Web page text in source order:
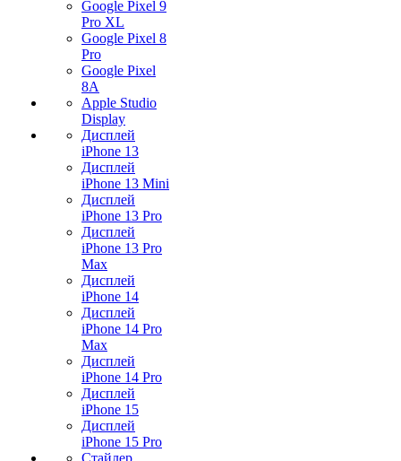
Google Pixel 9
Pro XL
Google Pixel 8
Pro
Google Pixel
8A
Apple Studio
Display
Дисплей
iPhone 13
Дисплей
iPhone 13 Mini
Дисплей
iPhone 13 Pro
Дисплей
iPhone 13 Pro
Max
Дисплей
iPhone 14
Дисплей
iPhone 14 Pro
Max
Дисплей
iPhone 14 Pro
Дисплей
iPhone 15
Дисплей
iPhone 15 Pro
Стайлер